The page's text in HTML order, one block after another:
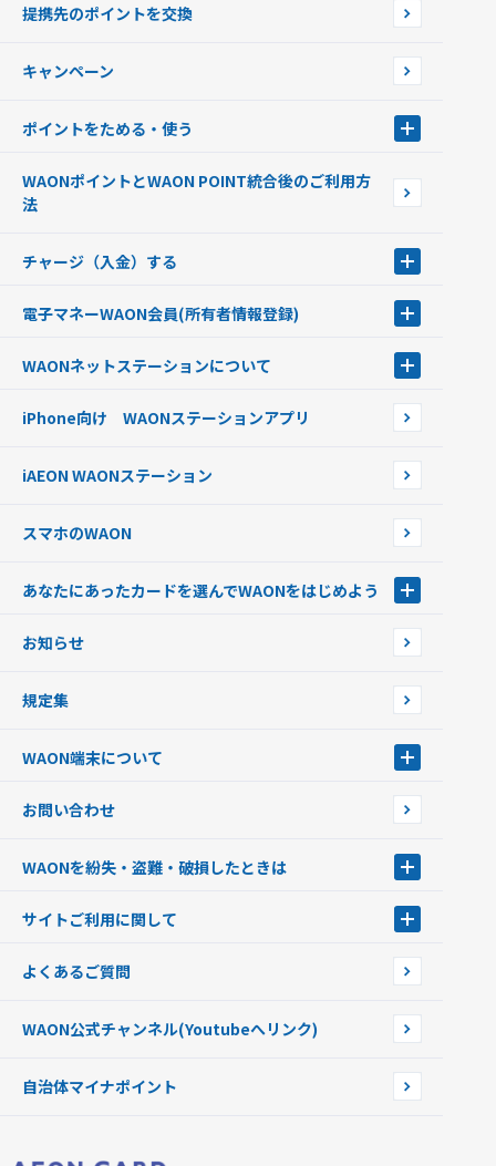
インターネット上でのお買い物について（ネット決済）
店舗検索
イオン銀行ATM設置場所
提携先のポイントを交換
キャンペーン
ポイントをためる・使う
ポイントの有効期限について
WAONポイントとWAON POINT統合後のご利用方
法
チャージ（入金）する
現金でチャージする
銀行口座・ATMからチャージする
オートチャージ
ポイントからチャージする
チャージ上限金額の変更について
電子マネーWAON会員(所有者情報登録)
WAON POINTサービス会員登録に伴う個人データの共同利用のお知
WAONネットステーションについて
WAONネットステーションWAON端末について
iPhone向け WAONステーションアプリ
iAEON WAONステーション
スマホのWAON
あなたにあったカードを選んでWAONをはじめよう
フードバンク応援WAON
ご当地WAON
G.G WAON
WAONカード・WAONカードプラス
モバイルWAON
提携WAONカード
お知らせ
規定集
WAON端末について
WAONネットステーション
新型WAONステーション
WAONチャージャーmini
お問い合わせ
WAONを紛失・盗難・破損したときは
WAONカードの拾得について
サイトご利用に関して
企業情報
よくあるご質問
WAON公式チャンネル(Youtubeへリンク)
自治体マイナポイント